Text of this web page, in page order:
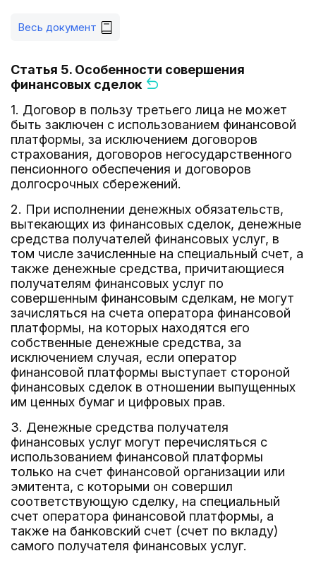
Весь документ
Статья 5. Особенности совершения
финансовых сделок
1. Договор в пользу третьего лица не может
быть заключен с использованием финансовой
платформы, за исключением договоров
страхования, договоров негосударственного
пенсионного обеспечения и договоров
долгосрочных сбережений.
2. При исполнении денежных обязательств,
вытекающих из финансовых сделок, денежные
средства получателей финансовых услуг, в
том числе зачисленные на специальный счет, а
также денежные средства, причитающиеся
получателям финансовых услуг по
совершенным финансовым сделкам, не могут
зачисляться на счета оператора финансовой
платформы, на которых находятся его
собственные денежные средства, за
исключением случая, если оператор
финансовой платформы выступает стороной
финансовых сделок в отношении выпущенных
им ценных бумаг и цифровых прав.
3. Денежные средства получателя
финансовых услуг могут перечисляться с
использованием финансовой платформы
только на счет финансовой организации или
эмитента, с которыми он совершил
соответствующую сделку, на специальный
счет оператора финансовой платформы, а
также на банковский счет (счет по вкладу)
самого получателя финансовых услуг.